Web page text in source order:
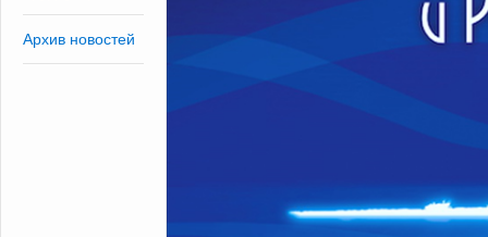
Архив новостей